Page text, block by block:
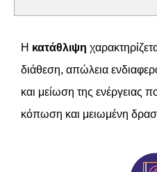
Η κατάθλιψη
διάθεση, απώλεια
και μείωση της ενέργειας
κόπωση και μειωμένη